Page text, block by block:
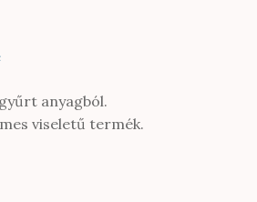
anyagból.
viseletű termék.